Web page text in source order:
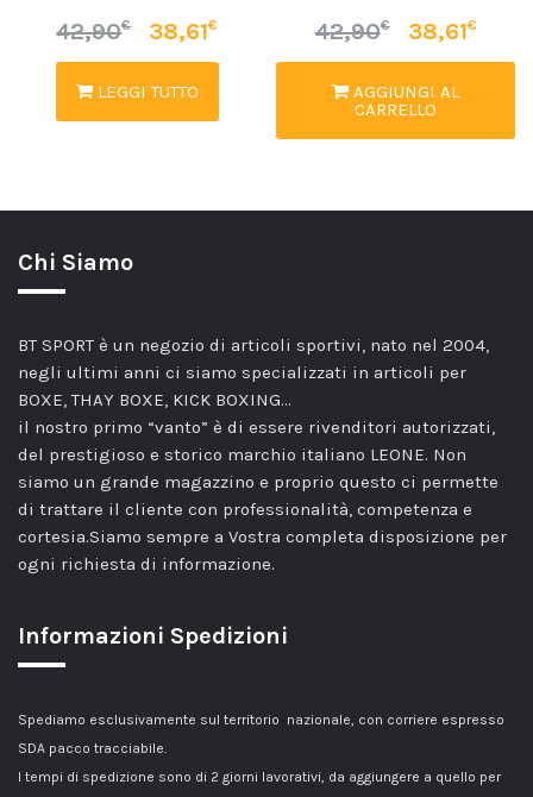
42,90€ 38,61€
LEGGI TUTTO
42,90€ 38,61€
AGGIUNGI AL
CARRELLO
Chi Siamo
BT SPORT è un negozio di articoli sportivi, nato nel 2004,
negli ultimi anni ci siamo specializzati in articoli per
BOXE, THAY BOXE, KICK BOXING…
il nostro primo “vanto” è di essere rivenditori autorizzati,
del prestigioso e storico marchio italiano LEONE. Non
siamo un grande magazzino e proprio questo ci permette
di trattare il cliente con professionalità, competenza e
cortesia.Siamo sempre a Vostra completa disposizione per
ogni richiesta di informazione.
Informazioni Spedizioni
Spediamo esclusivamente sul territorio nazionale, con corriere espresso
SDA pacco tracciabile.
I tempi di spedizione sono di 2 giorni lavorativi, da aggiungere a quello per